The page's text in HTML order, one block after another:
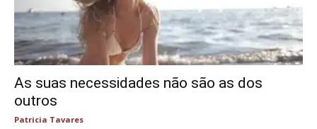
As suas necessidades não são as dos
outros
Patricia Tavares